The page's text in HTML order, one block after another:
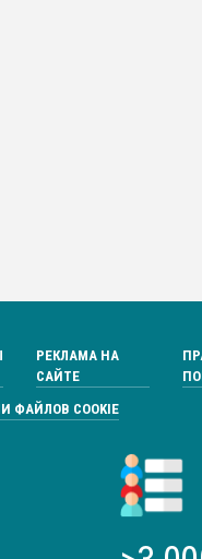
РЕКЛАМА НА
САЙТЕ
COOKIE